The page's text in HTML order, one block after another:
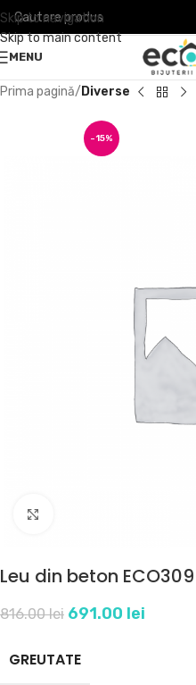
Skip to navigation
Skip to main content
MENU
Prima pagină Diverse
-15%
Leu din beton ECO309
816.00lei 691.00 lei
GREUTATE